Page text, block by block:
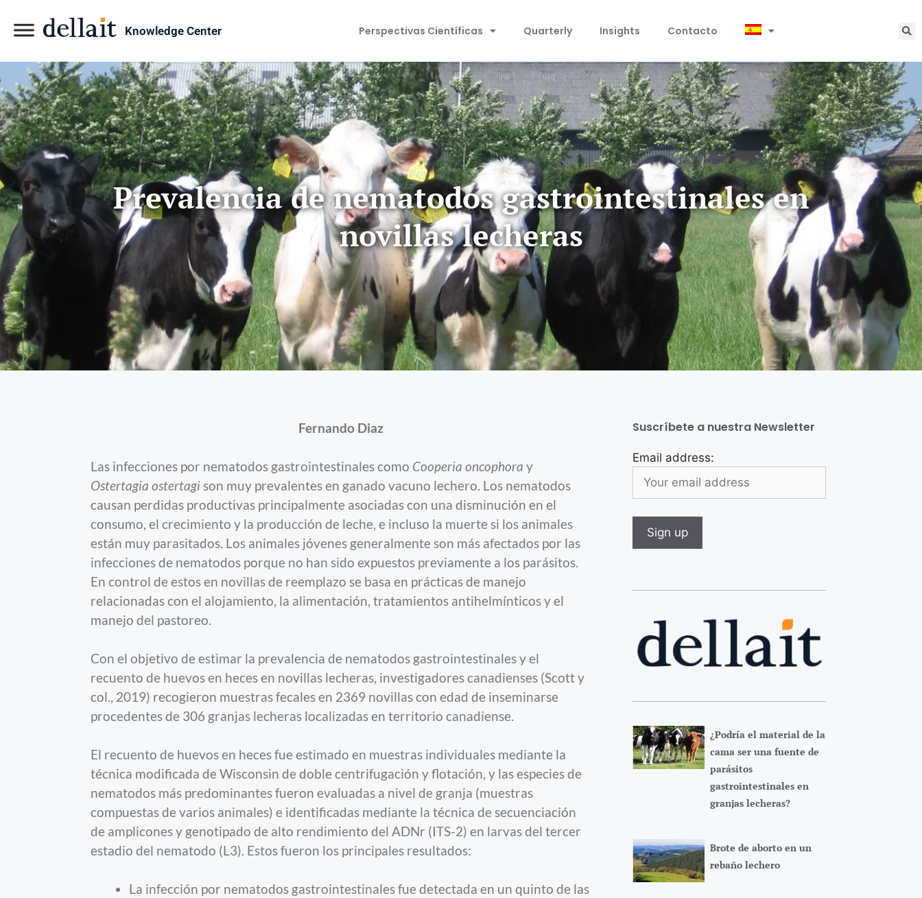
Knowledge Center Perspectivas Científicas Quarterly Insights Contacto
Prevalencia de nematodos gastrointestinales en
novillas lecheras
Fernando Diaz
Las infecciones por nematodos gastrointestinales como Cooperia oncophora y
Ostertagia ostertagison muy prevalentes en ganado vacuno lechero. Los nematodos
causan perdidas productivas principalmente asociadas con una disminución en el
consumo, el crecimiento y la producción de leche, e incluso la muerte si los animales
están muy parasitados. Los animales jóvenes generalmente son más afectados por las
infecciones de nematodos porque no han sido expuestos previamente a los parásitos.
En control de estos en novillas de reemplazo se basa en prácticas de manejo
relacionadas con el alojamiento, la alimentación, tratamientos antihelmínticos y el
manejo del pastoreo.
Con el objetivo de estimar la prevalencia de nematodos gastrointestinales y el
recuento de huevos en heces en novillas lecheras, investigadores canadienses (Scott y
col., 2019) recogieron muestras fecales en 2369 novillas con edad de inseminarse
procedentes de 306 granjas lecheras localizadas en territorio canadiense.
El recuento de huevos en heces fue estimado en muestras individuales mediante la
técnica modificada de Wisconsin de doble centrifugación y flotación, y las especies de
nematodos más predominantes fueron evaluadas a nivel de granja (muestras
compuestas de varios animales) e identificadas mediante la técnica de secuenciación
de amplicones y genotipado de alto rendimiento del ADNr (ITS-2) en larvas del tercer
estadio del nematodo (L3). Estos fueron los principales resultados:
La infección por nematodos gastrointestinales fue detectada en un quinto de las
Suscríbete a nuestra Newsletter
Email address:
¿Podría el material de la
cama ser una fuente de
parásitos
gastrointestinales en
granjas lecheras?
Brote de aborto en un
rebaño lechero